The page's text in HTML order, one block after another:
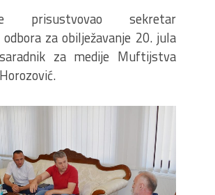
prisustvovao sekretar
za obilježavanje 20. jula
za medije Muftijstva